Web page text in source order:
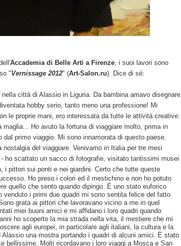
Accademia di Belle Arti a Firenze, i suoi lavori sono
"Vernissage 2012" (Art-Salon.ru). Dice di sé:
città di Alassio in Liguria. Da bambina amavo disegnare
hobby serio, tanto meno una professione! Mi
le proprie mani, ero interessata da tutte le attività creative:
Ho avuto la fortuna di viaggiare molto, prima in
primo viaggio. Mi sono innamorata di questo paese.
del viaggiare. Venivamo in Italia per tre mesi
ho scattato un sacco di fotografie, visitato tantissimi musei
i pittori sui ponti e nei giardini. Certo che tutte queste
Ho preso i colori ed il mestichino e non ho potuto
quello che sento quando dipingo. È uno stato euforico
venduto i primi due quadri mi sono sentita felice del fatto
grata ai pittori che lavoravano vicino a me in quel
miei buoni amici e mi affidano i loro quadri quando
ho scoperto la mia strada nella vita, il mestiere che mi
agli europei, in particolare agli italiani, la cultura e la
una mostra portando i quadri di alcuni amici. È stato
bellissime. Molti ricordavano i loro viaggi a Mosca e San